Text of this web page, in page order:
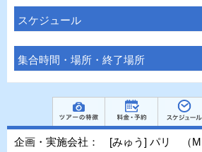
スケジュール
集合時間・場所・終了場所
企画・実施会社： [みゅう] パリ （M